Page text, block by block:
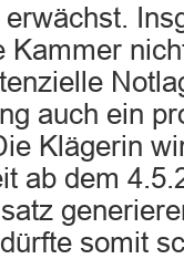
Kammer
auch ein
Klägerin
ab dem
somit